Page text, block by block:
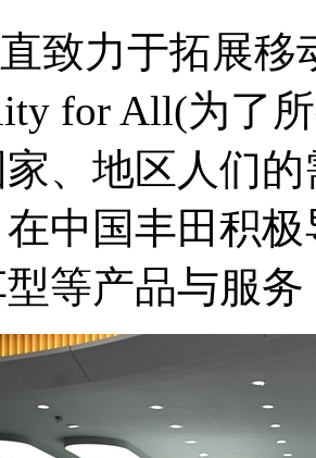
致力于拓展移
for All(为了
、地区人们
中国丰田积
等产品与服